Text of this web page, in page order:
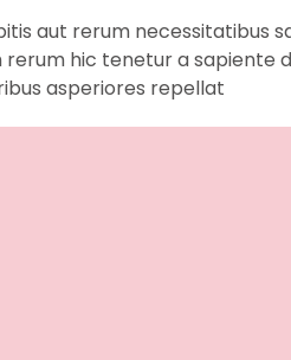
aut rerum necessitatibus
hic tenetur a sapiente
asperiores repellat